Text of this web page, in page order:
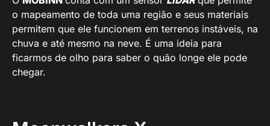
o mapeamento de toda uma região e seus materiais
permitem que ele funcionem em terrenos instáveis, na
chuva e até mesmo na neve. É uma ideia para
ficarmos de olho para saber o quão longe ele pode
chegar.